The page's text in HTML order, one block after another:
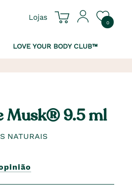
Lojas
0
LOVE YOUR BODY CLUB™
Musk® 9.5 ml
NATURAIS